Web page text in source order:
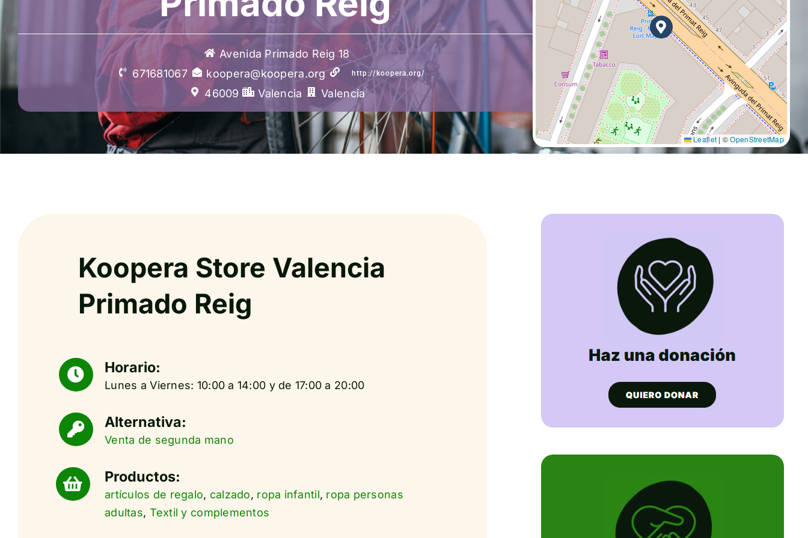
Avenida Primado Reig 18
671681067
koopera@koopera.org http://koopera.org/
46009 Valencia Valencia
Leaflet | ©OpenStreetMap
Koopera Store Valencia
Primado Reig
Horario:
Lunes a Viernes: 10:00 a 14:00 y de 17:00 a 20:00
Alternativa:
Venta de segunda mano
Productos:
artículos de regalo, calzado, ropa infantil, ropa personas
adultas, Textil y complementos